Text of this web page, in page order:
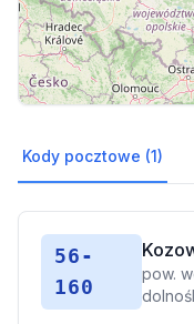
Kody pocztowe (1)
56-
160
pow.